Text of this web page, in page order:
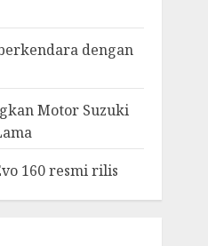
dengan
Motor Suzuki
160 resmi rilis